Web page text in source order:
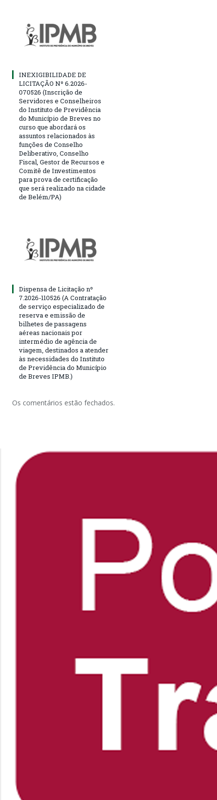
INEXIGIBILIDADE DE
LICITAÇÃO Nº 6.2026-
070526 (Inscrição de
Servidores e Conselheiros
do Instituto de Previdência
do Município de Breves no
curso que abordará os
assuntos relacionados às
funções de Conselho
Deliberativo, Conselho
Fiscal, Gestor de Recursos e
Comitê de Investimentos
para prova de certificação
que será realizado na cidade
de Belém/PA)
Dispensa de Licitação nº
7.2026-110526 (A Contratação
de serviço especializado de
reserva e emissão de
bilhetes de passagens
aéreas nacionais por
intermédio de agência de
viagem, destinados a atender
às necessidades do Instituto
de Previdência do Município
de Breves IPMB.)
Os comentários estão fechados.